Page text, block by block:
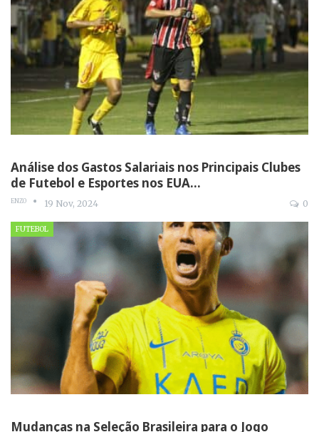
Análise dos Gastos Salariais nos Principais Clubes
de Futebol e Esportes nos EUA…
ENZO 19 Nov, 2024 0
FUTEBOL
Mudanças na Seleção Brasileira para o Jogo